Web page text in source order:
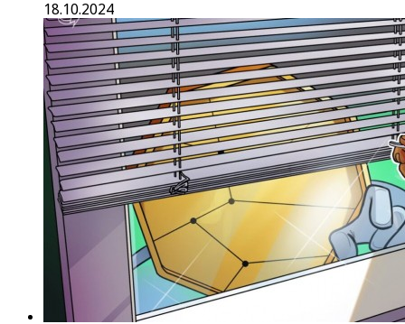
18.10.2024